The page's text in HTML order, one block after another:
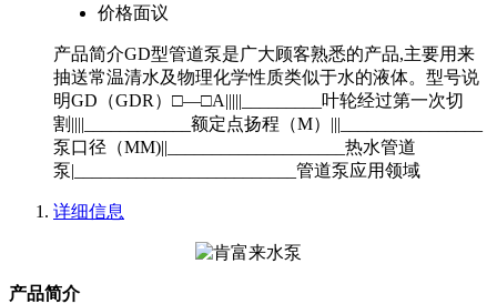
价格面议
产品简介GD型管道泵是广大顾客熟悉的产品,主要用来
抽送常温清水及物理化学性质类似于水的液体。型号说
明GD（GDR）□—□A|||||_________叶轮经过第一次切
割||||____________额定点扬程（M）|||________________
泵口径（MM)||____________________热水管道
泵|_________________________管道泵应用领域
详细信息
产品简介